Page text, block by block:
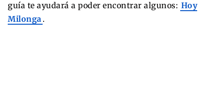
guía te ayudará a poder encontrar algunos: Hoy
Milonga .